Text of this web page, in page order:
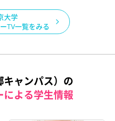
大学
TV一覧をみる
ャンパス）の
による学生情報